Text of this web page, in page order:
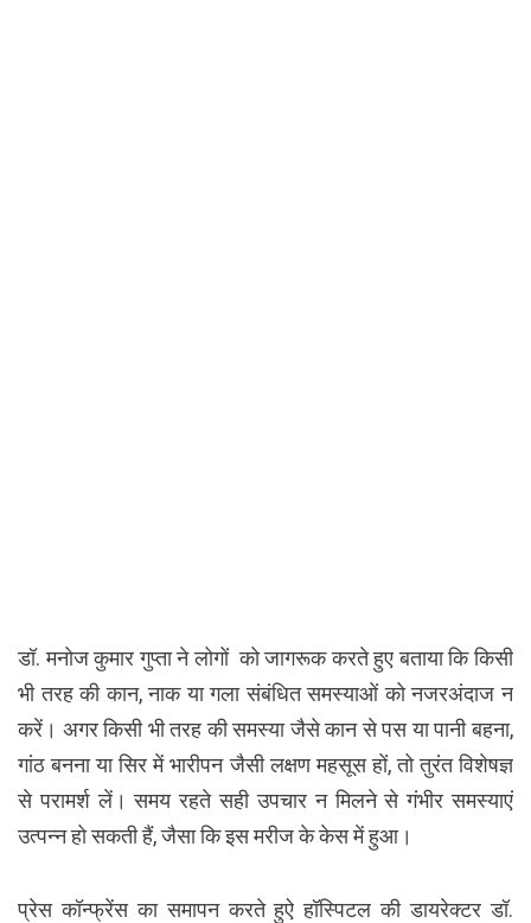
डॉ. मनोज कुमार गुप्ता ने लोगों को जागरूक करते हुए बताया कि किसी
भी तरह की कान, नाक या गला संबंधित समस्याओं को नजरअंदाज न
करें। अगर किसी भी तरह की समस्या जैसे कान से पस या पानी बहना,
गांठ बनना या सिर में भारीपन जैसी लक्षण महसूस हों, तो तुरंत विशेषज्ञ
से परामर्श लें। समय रहते सही उपचार न मिलने से गंभीर समस्याएं
उत्पन्न हो सकती हैं, जैसा कि इस मरीज के केस में हुआ।
प्रेस कॉन्फ्रेंस का समापन करते हुऐ हॉस्पिटल की डायरेक्टर डॉ.